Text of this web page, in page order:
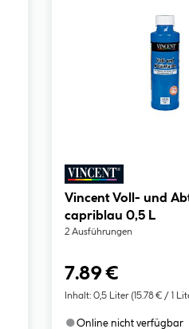
Vincent Voll- und
capriblau 0,5 L
2 Ausführungen
7.89 €
Inhalt: 0,5 Liter (15.78 € / 1
●Online nicht verfügbar